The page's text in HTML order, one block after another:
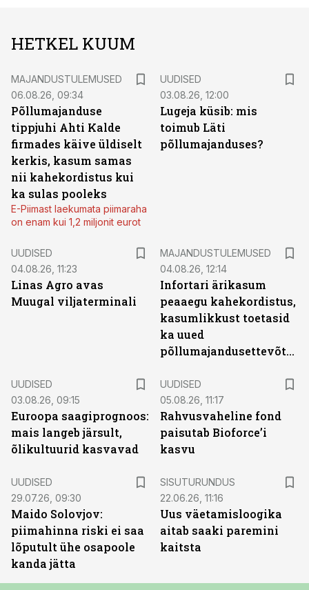
HETKEL KUUM
MAJANDUSTULEMUSED
06.08.26, 09:34
Põllumajanduse
tippjuhi Ahti Kalde
firmades käive üldiselt
kerkis, kasum samas
nii kahekordistus kui
ka sulas pooleks
E-Piimast laekumata piimaraha
on enam kui 1,2 miljonit eurot
UUDISED
03.08.26, 12:00
Lugeja küsib: mis
toimub Läti
põllumajanduses?
UUDISED
04.08.26, 11:23
Linas Agro avas
Muugal viljaterminali
MAJANDUSTULEMUSED
04.08.26, 12:14
Infortari ärikasum
peaaegu kahekordistus,
kasumlikkust toetasid
ka uued
põllumajandusettevõtted
UUDISED
03.08.26, 09:15
Euroopa saagiprognoos:
mais langeb järsult,
õlikultuurid kasvavad
UUDISED
05.08.26, 11:17
Rahvusvaheline fond
paisutab Bioforce’i
kasvu
UUDISED
29.07.26, 09:30
Maido Solovjov:
piimahinna riski ei saa
lõputult ühe osapoole
kanda jätta
SISUTURUNDUS
22.06.26, 11:16
Uus väetamisloogika
aitab saaki paremini
kaitsta